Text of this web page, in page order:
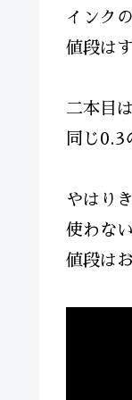
インク
値段は
二本目
同じ0.3
やはり
使わな
値段は